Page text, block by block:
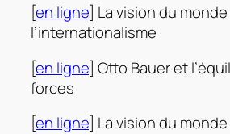
[en ligne] La vision du monde
l’internationalisme
[en ligne] Otto Bauer et
forces
[en ligne] La vision du